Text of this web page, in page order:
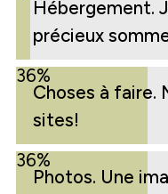
Hébergement.
précieux
36%
Choses à faire.
sites!
36%
Photos. Une